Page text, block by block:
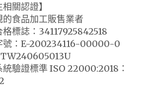
關認證】
食品加工販售業者
標誌：34117925842518
號：E-200234116-00000-0
TW240605013U
驗證標準 ISO 22000:2018：